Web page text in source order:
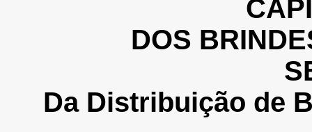
DOS
Da Distribuição de